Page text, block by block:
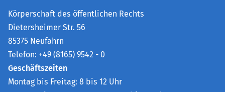
Körperschaft des öffentlichen Rechts
Dietersheimer Str. 56
85375 Neufahrn
Telefon: +49 (8165) 9542 - 0
Geschäftszeiten
Montag bis Freitag: 8 bis 12 Uhr